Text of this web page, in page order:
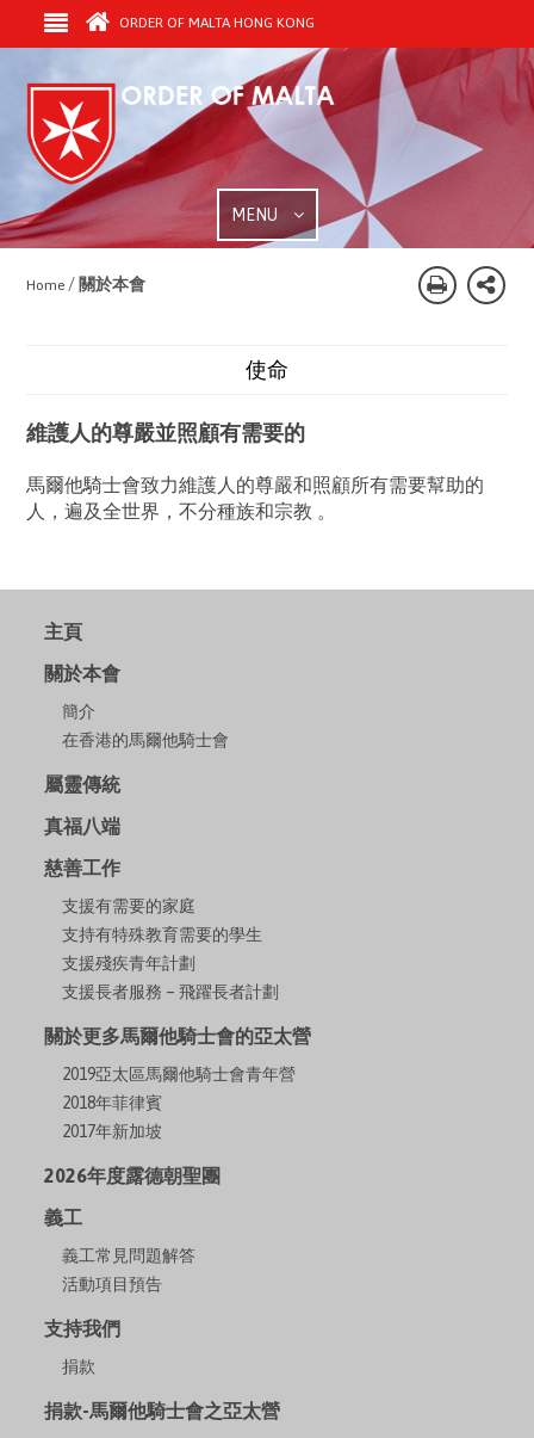
ORDER OF MALTA HONG KONG
MENU
Home / 關於本會
使命
維護人的尊嚴並照顧有需要的
馬爾他騎士會致力維護人的尊嚴和照顧所有需要幫助的
人，遍及全世界，不分種族和宗教 。
主頁
關於本會
簡介
在香港的馬爾他騎士會
屬靈傳統
真福八端
慈善工作
支援有需要的家庭
支持有特殊教育需要的學生
支援殘疾青年計劃
支援長者服務 – 飛躍長者計劃
關於更多馬爾他騎士會的亞太營
2019亞太區馬爾他騎士會青年營
2018年菲律賓
2017年新加坡
2026年度露德朝聖團
義工
義工常見問題解答
活動項目預告
支持我們
捐款
捐款-馬爾他騎士會之亞太營